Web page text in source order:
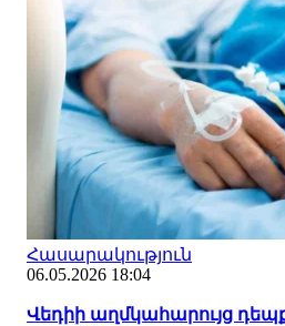
Հասարակություն
06.05.2026 18:04
Վեդիի աղմկահարույց